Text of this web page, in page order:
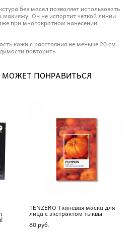
без масел позволяет использовать
макияжу. Он не испортит четкой линии
при многократном нанесении.
кожи с расстояния не меньше 20 см.
повторить.
ПОНРАВИТЬСЯ
TENZERO Тканевая маска для
лица с экстрактом тыквы
80 pуб.